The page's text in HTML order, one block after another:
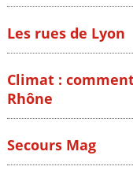
Les rues de Lyon
Climat :
Rhône
Secours Mag